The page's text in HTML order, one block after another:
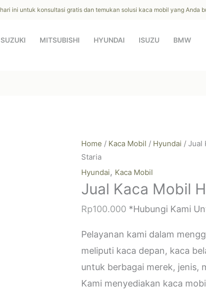
hari ini untuk konsultasi gratis dan temukan solusi kaca mobil yang Anda
SUZUKI MITSUBISHI HYUNDAI ISUZU
BMW
Home / Kaca Mobil / Hyundai / Jual
Staria
Hyundai, Kaca Mobil
Jual Kaca Mobil
Rp100.000 *Hubungi Kami
Pelayanan kami dalam
meliputi kaca depan, kaca
untuk berbagai merek, jenis,
Kami menyediakan kaca